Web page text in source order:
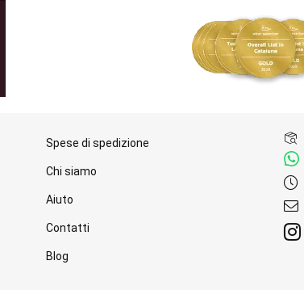
Spese di spedizione
Chi siamo
Aiuto
Contatti
Blog